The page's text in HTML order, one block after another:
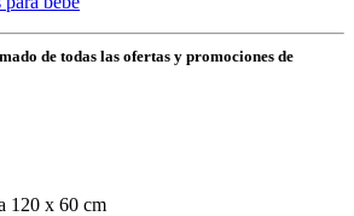
de todas las ofertas y promociones de
120 x 60 cm